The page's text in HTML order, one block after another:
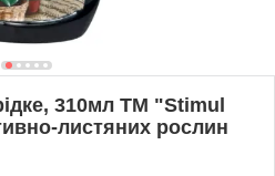
310мл ТМ "Stimul
листяних рослин